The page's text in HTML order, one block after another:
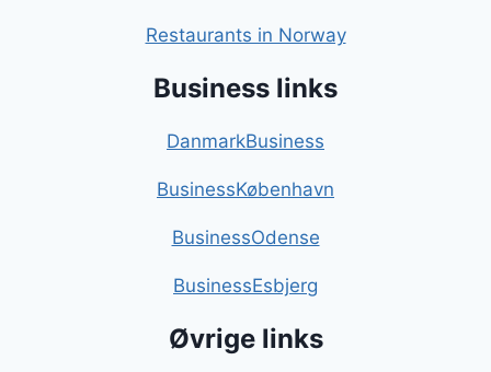
Restaurants in Norway
Business links
DanmarkBusiness
BusinessKøbenhavn
BusinessOdense
BusinessEsbjerg
Øvrige links